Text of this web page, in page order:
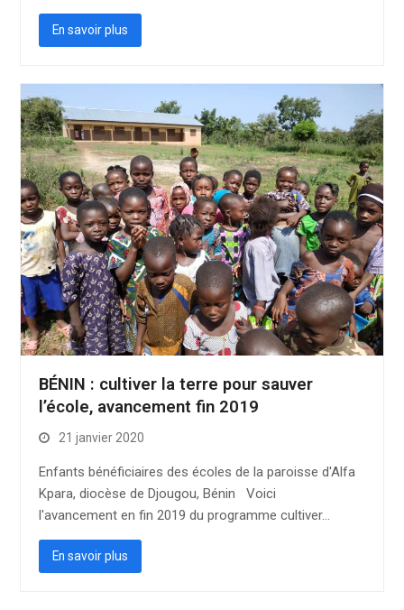
En savoir plus
BÉNIN : cultiver la terre pour sauver
l’école, avancement fin 2019
21 janvier 2020
Enfants bénéficiaires des écoles de la paroisse d'Alfa
Kpara, diocèse de Djougou, Bénin Voici
l'avancement en fin 2019 du programme cultiver…
En savoir plus